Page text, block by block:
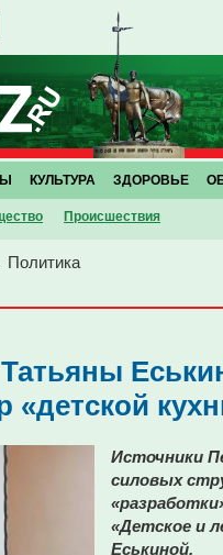
Проиcшествия
КУЛЬТУРА ЗДОРОВЬЕ
Политика
«детской
Источники
силовых
«Детское и
Еськиной.